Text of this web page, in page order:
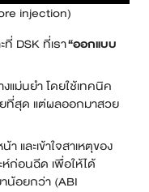
injection)
DSK ที่เรา“ออกแบบ
แม่นยำ โดยใช้เทคนิค
ที่สุด แต่ผลออกมาสวย
า และเข้าใจสาเหตุของ
ก่อนฉีด เพื่อให้ได้
น้อยกว่า (ABI